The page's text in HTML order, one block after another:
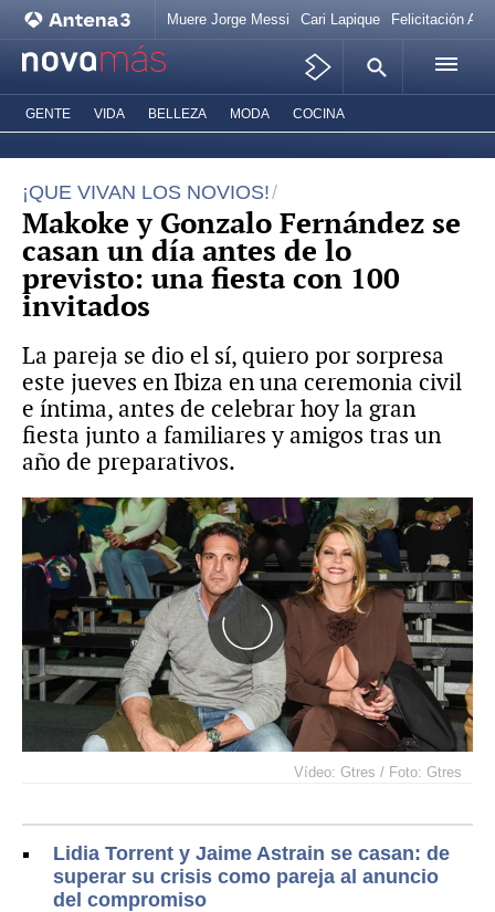
Muere Jorge Messi Cari Lapique Felicitación
GENTE VIDA BELLEZA MODA COCINA
¡QUE VIVAN LOS NOVIOS!
Makoke y Gonzalo Fernández se
casan un día antes de lo
previsto: una fiesta con 100
invitados
La pareja se dio el sí, quiero por sorpresa
este jueves en Ibiza en una ceremonia civil
e íntima, antes de celebrar hoy la gran
fiesta junto a familiares y amigos tras un
año de preparativos.
Vídeo: Gtres / Foto: Gtres
Lidia Torrent y Jaime Astrain se casan: de
superar su crisis como pareja al anuncio
del compromiso